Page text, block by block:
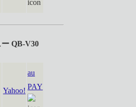
QB-V30
Yahoo!
au
PAY